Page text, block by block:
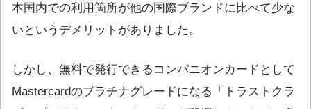
本国内での利用箇所が他の国際ブランドに比べて少な
いというデメリットがありました。
しかし、無料で発行できるコンパニオンカードとして
Mastercardのプラチナグレードになる「トラストクラ